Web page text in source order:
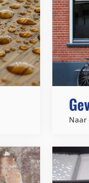
Naar